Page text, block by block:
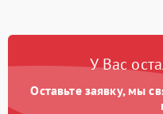
У Вас
Оставьте заявку, мы